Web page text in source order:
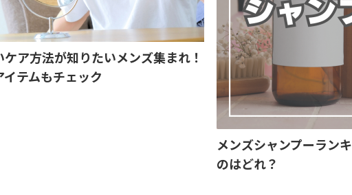
ア方法が知りたいメンズ集まれ！
テムもチェック
メンズシャンプーラン
のはどれ？